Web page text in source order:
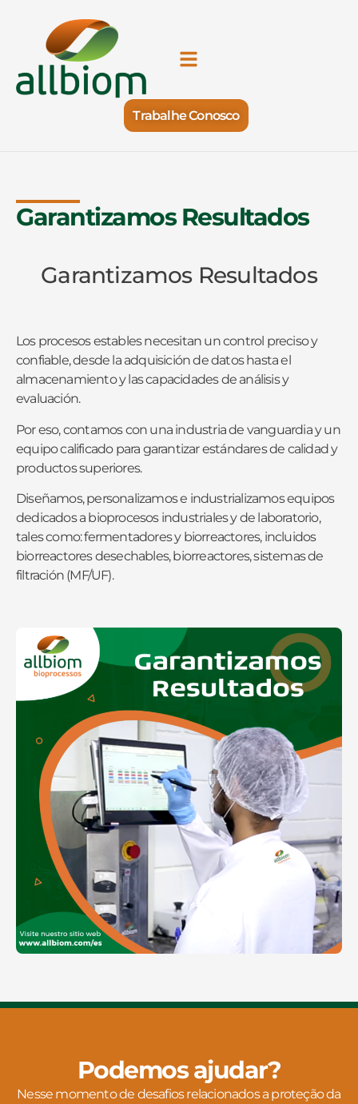
Trabalhe Conosco
Garantizamos Resultados
Garantizamos Resultados
Los procesos estables necesitan un control preciso y
confiable, desde la adquisición de datos hasta el
almacenamiento y las capacidades de análisis y
evaluación.
Por eso, contamos con una industria de vanguardia y un
equipo calificado para garantizar estándares de calidad y
productos superiores.
Diseñamos, personalizamos e industrializamos equipos
dedicados a bioprocesos industriales y de laboratorio,
tales como: fermentadores y biorreactores, incluidos
biorreactores desechables, biorreactores, sistemas de
filtración (MF/UF).
Podemos ajudar?
Nesse momento de desafios relacionados a proteção da